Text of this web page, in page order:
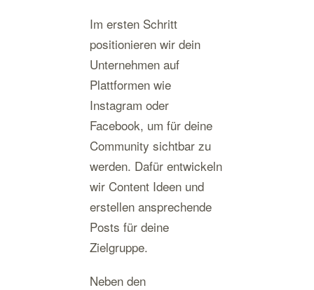
Im ersten Schritt
positionieren wir dein
Unternehmen auf
Plattformen wie
Instagram oder
Facebook, um für deine
Community sichtbar zu
werden. Dafür entwickeln
wir Content Ideen und
erstellen ansprechende
Posts für deine
Zielgruppe.
Neben den